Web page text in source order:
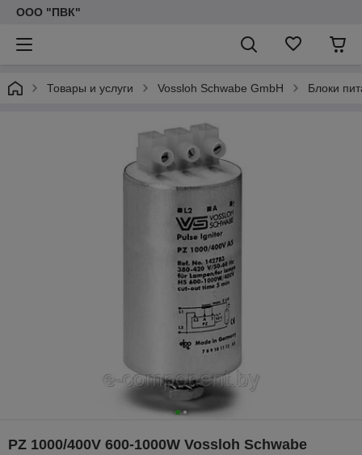
ООО "ПВК"
Товары и услуги Vossloh Schwabe GmbH Блоки
PZ 1000/400V 600-1000W Vossloh Schwabe